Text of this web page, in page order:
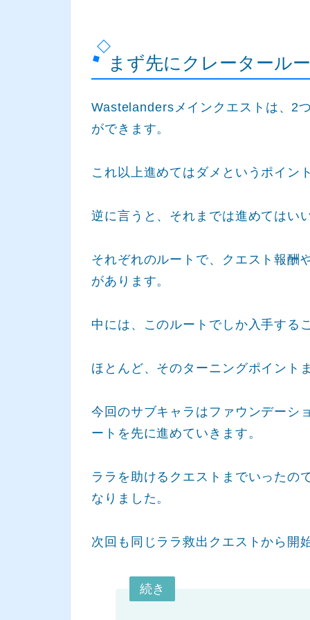
まず先にクレータール
Wastelandersメインクエストは、2
ができます。
これ以上進めてはダメというポイン
逆に言うと、それまでは進めてはい
それぞれのルートで、クエスト報酬
があります。
中には、このルートでしか入手する
ほとんど、そのターニングポイント
今回のサブキャラはファウンデーシ
ートを先に進めていきます。
ララを助けるクエストまでいったの
なりました。
次回も同じララ救出クエストから開
続き